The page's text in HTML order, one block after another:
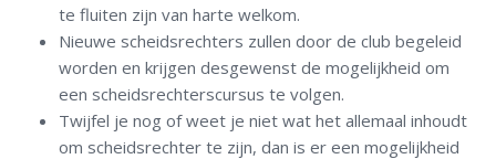
te fluiten zijn van harte welkom.
Nieuwe scheidsrechters zullen door de club begeleid
worden en krijgen desgewenst de mogelijkheid om
een scheidsrechterscursus te volgen.
Twijfel je nog of weet je niet wat het allemaal inhoudt
om scheidsrechter te zijn, dan is er een mogelijkheid